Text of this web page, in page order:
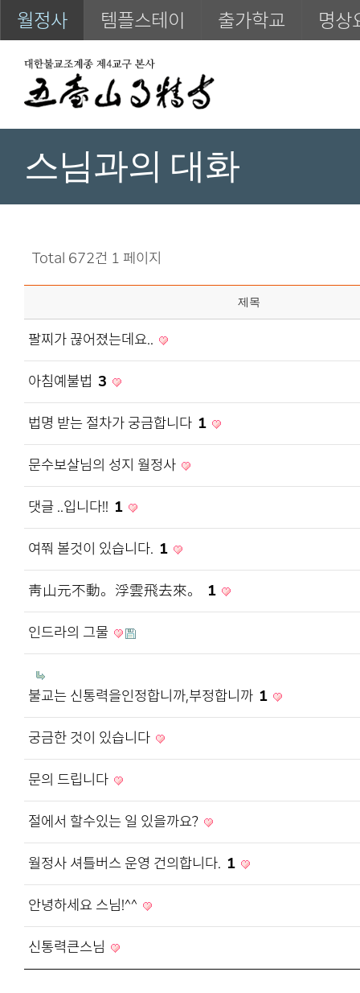
월정사 템플스테이 출가학교 명상
스님과의 대화
Total 672건 1 페이지
제목
팔찌가 끊어졌는데요..
아침예불법 3
법명 받는 절차가 궁금합니다 1
문수보살님의 성지 월정사
댓글 ..입니다!! 1
여쭤 볼것이 있습니다. 1
靑山元不動。浮雲飛去來。 1
인드라의 그물
불교는 신통력을인정합니까,부정합니까 1
궁금한 것이 있습니다
문의 드립니다
절에서 할수있는 일 있을까요?
월정사 셔틀버스 운영 건의합니다. 1
안녕하세요 스님!^^
신통력큰스님